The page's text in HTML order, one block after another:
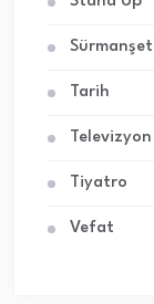
Sürmanşet
Tarih
Televizyon
Tiyatro
Vefat